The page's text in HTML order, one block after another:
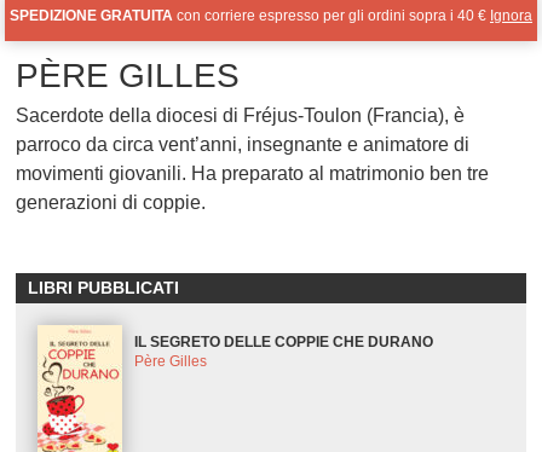
SPEDIZIONE GRATUITA con corriere espresso per gli ordini sopra i 40 € Ignora
PÈRE GILLES
Sacerdote della diocesi di Fréjus-Toulon (Francia), è
parroco da circa vent’anni, insegnante e animatore di
movimenti giovanili. Ha preparato al matrimonio ben tre
generazioni di coppie.
LIBRI PUBBLICATI
IL SEGRETO DELLE COPPIE CHE DURANO
Père Gilles